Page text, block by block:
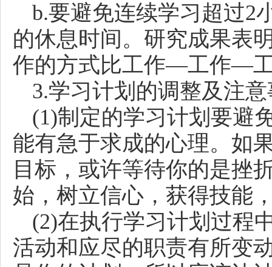
b.要避免连续学习超过2
的休息时间。研究成果表
作的方式比工作—工作—
3.学习计划的调整及注
(1)制定的学习计划要避
能有急于求成的心理。如
目标，或许等待你的是挫
始，树立信心，获得技能
(2)在执行学习计划过程
活动和应尽的职责有所变